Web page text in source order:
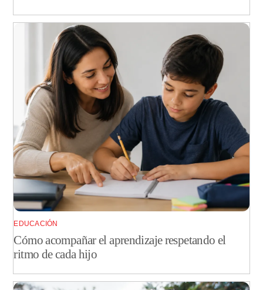
EDUCACIÓN
Cómo acompañar el aprendizaje respetando el
ritmo de cada hijo